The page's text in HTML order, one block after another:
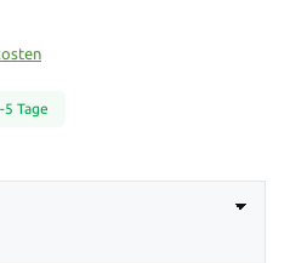
Tage